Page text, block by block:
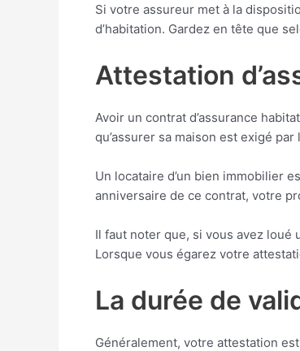
Si votre assureur met à la
d’habitation. Gardez en tête que
Attestation
Avoir un contrat d’assurance
qu’assurer sa maison est exigé
Un locataire d’un bien immobilier
anniversaire de ce contrat, votre
Il faut noter que, si vous avez loué
Lorsque vous égarez votre
La durée de
Généralement, votre attestation